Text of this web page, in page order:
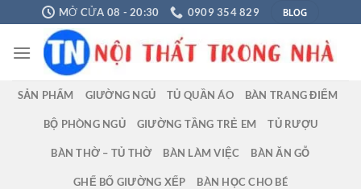
Chuyển
đến
nội
MỞ CỬA 08 - 20:30 0909 354 829 BLOG
SẢN PHẨM GIƯỜNG NGỦ TỦ QUẦN ÁO BÀN TRANG ĐIỂM
BỘ PHÒNG NGỦ GIƯỜNG TẦNG TRẺ EM TỦ RƯỢU
BÀN THỜ – TỦ THỜ BÀN LÀM VIỆC BÀN ĂN GỖ
GHẾ BỐ GIƯỜNG XẾP BÀN HỌC CHO BÉ